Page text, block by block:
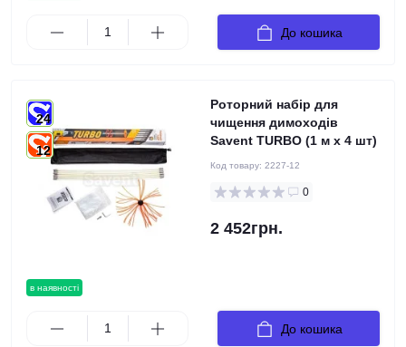
До кошика
в наявності
24
12
Роторний набір для
чищення димоходів
Savent TURBO (1 м х 4 шт)
Код товару: 2227-12
0
2 452грн.
До кошика